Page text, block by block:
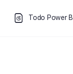
Todo Power BI